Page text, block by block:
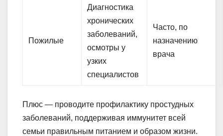
Пожилые
Диагностика
хронических
заболеваний,
осмотры у
узких
специалистов
Часто, по
назначению
врача
Плюс — проводите профилактику простудных
заболеваний, поддерживая иммунитет всей
семьи правильным питанием и образом жизни.